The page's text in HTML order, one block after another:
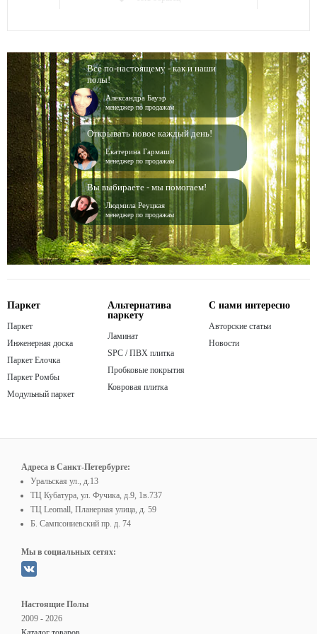
Все по-настоящему - как и наши
полы!
Александра Бауэр
менеджер по продажам
Открывать новое каждый день!
Екатерина Гармаш
менеджер по продажам
Вы выбираете - мы помогаем!
Людмила Реуцкая
менеджер по продажам
Паркет
Паркет
Инженерная доска
Паркет Елочка
Паркет Ромбы
Модульный паркет
Альтернатива
паркету
Ламинат
SPC / ПВХ плитка
Пробковые покрытия
Ковровая плитка
С нами интересно
Авторские статьи
Новости
Адреса в Санкт-Петербурге:
Уральская ул., д.13
ТЦ Кубатура, ул. Фучика, д.9, 1в.737
ТЦ Leomall, Планерная улица, д. 59
Б. Сампсониевский пр. д. 74
Мы в социальных сетях:
Настоящие Полы
2009 - 2026